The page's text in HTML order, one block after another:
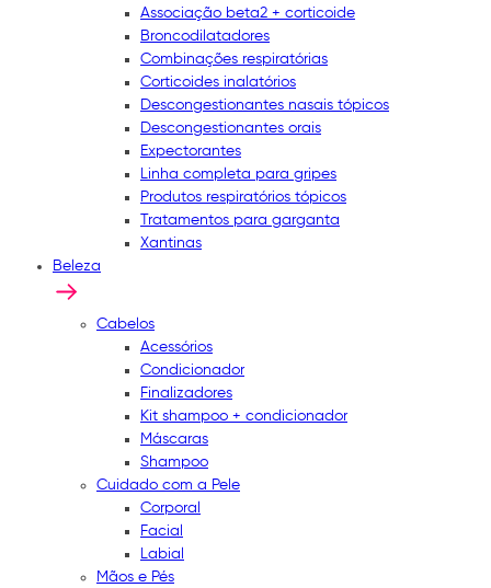
Associação beta2 + corticoide
Broncodilatadores
Combinações respiratórias
Corticoides inalatórios
Descongestionantes nasais tópicos
Descongestionantes orais
Expectorantes
Linha completa para gripes
Produtos respiratórios tópicos
Tratamentos para garganta
Xantinas
Beleza
Cabelos
Acessórios
Condicionador
Finalizadores
Kit shampoo + condicionador
Máscaras
Shampoo
Cuidado com a Pele
Corporal
Facial
Labial
Mãos e Pés